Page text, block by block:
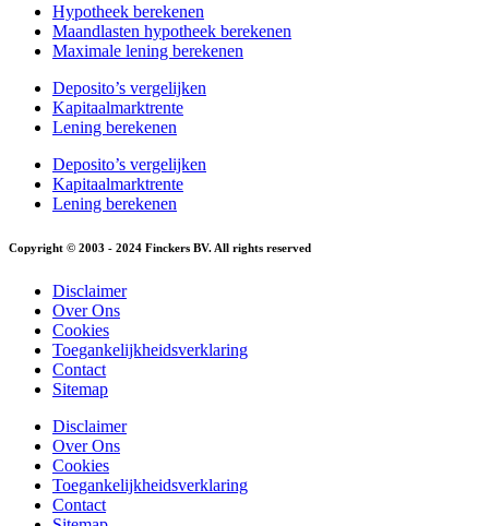
Hypotheek berekenen
Maandlasten hypotheek berekenen
Maximale lening berekenen
Deposito’s vergelijken
Kapitaalmarktrente
Lening berekenen
Deposito’s vergelijken
Kapitaalmarktrente
Lening berekenen
Copyright © 2003 - 2024 Finckers BV. All rights reserved
Disclaimer
Over Ons
Cookies
Toegankelijkheidsverklaring
Contact
Sitemap
Disclaimer
Over Ons
Cookies
Toegankelijkheidsverklaring
Contact